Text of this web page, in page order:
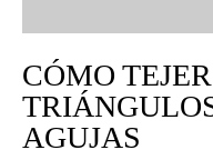
CÓMO
AGUJAS